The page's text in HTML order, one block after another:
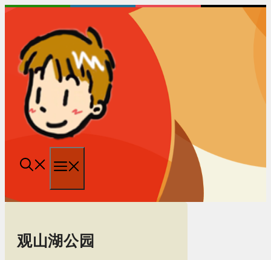
跳
单
观山湖公园